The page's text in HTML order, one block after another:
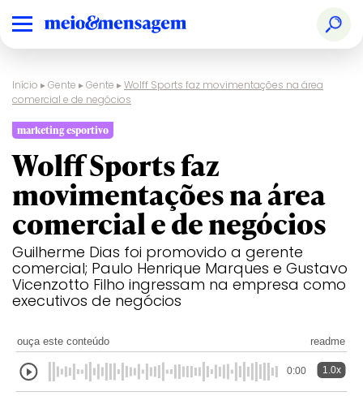
Início ▸Gente ▸Gente ▸Wolff Sports faz movimentações na área
comercial e de negócios
marketing esportivo
Wolff Sports faz
movimentações na área
comercial e de negócios
Guilherme Dias foi promovido a gerente
comercial; Paulo Henrique Marques e Gustavo
Vicenzotto Filho ingressam na empresa como
executivos de negócios
ouça este conteúdo readme
0:00 1.0x